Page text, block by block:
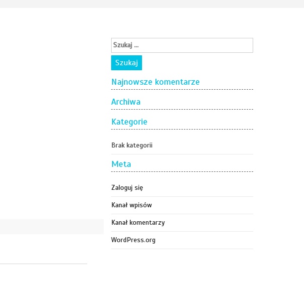
Najnowsze komentarze
Archiwa
Kategorie
Brak kategorii
Meta
Zaloguj się
Kanał wpisów
Kanał komentarzy
WordPress.org